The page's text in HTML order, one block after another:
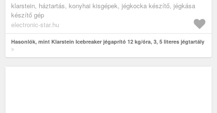
klarstein, háztartás, konyhai kisgépek, jégkocka készítő, jégkása
készítő gép
electronic-star.hu
Hasonlók, mint Klarstein Icebreaker jégaprító 12 kg/óra, 3, 5 literes jégtartály